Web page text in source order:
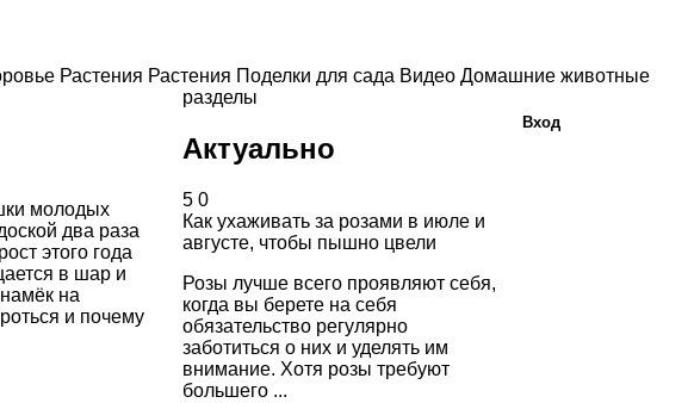
Растения Растения Поделки для сада Видео Домашние животные
молодых
два раза
этого года
в шар и
на
и почему
разделы
Актуально
5 0
Как ухаживать за розами в июле и
августе, чтобы пышно цвели
Розы лучше всего проявляют себя,
когда вы берете на себя
обязательство регулярно
заботиться о них и уделять им
внимание. Хотя розы требуют
большего ...
Вход